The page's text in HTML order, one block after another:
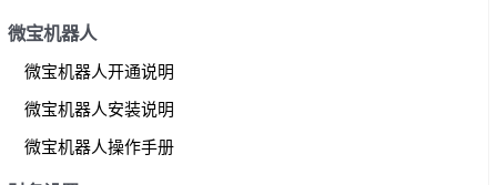
微宝机器人
微宝机器人开通说明
微宝机器人安装说明
微宝机器人操作手册